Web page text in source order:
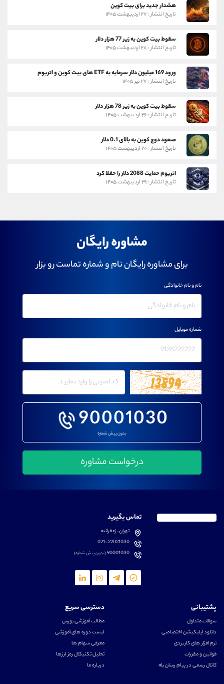
هشدار جدید برای بیت کوین
تاریخ انتشار : ۲۷ اردیبهشت ۱۴۰۵
سقوط بیت کوین به زیر 77 هزار دلار
تاریخ انتشار : ۲۸ اردیبهشت ۱۴۰۵
ورود 169 میلیون دلار سرمایه به ETF های بیت کوین و اتریوم
تاریخ انتشار : ۲۷ تیر ۱۴۰۵
سقوط بیت کوین به زیر 78 هزار دلار
تاریخ انتشار : ۲۶ اردیبهشت ۱۴۰۵
صعود دوج کوین به بالای 0.1 دلار
تاریخ انتشار : ۲۰ اردیبهشت ۱۴۰۵
اتریوم حمایت 2088 دلار را حفظ کرد
تاریخ انتشار : ۲۹ اردیبهشت ۱۴۰۵
مشاوره رایگان
برای مشاوره رایگان نام و شماره تماست رو بزار
90001030
بدون پیش شماره
نام و نام خانوادگی
شماره موبایل
تماس بگیرید
تهران، زعفرانیه
021-22021030
90001030(بدون پیش شماره)
پشتیبانی
سوالات متداول
دانلود اپلیکیشن اختصاصی
نرم افزار های کاربردی
قوانین و مقررات
کانال رسمی در پیام رسان بله
دسترسی سریع
مطالب آموزشی بورس
لیست دوره های آموزشی
معرفی سهام ها
تحلیل تکنیکال رمز ارزها
درباره ما